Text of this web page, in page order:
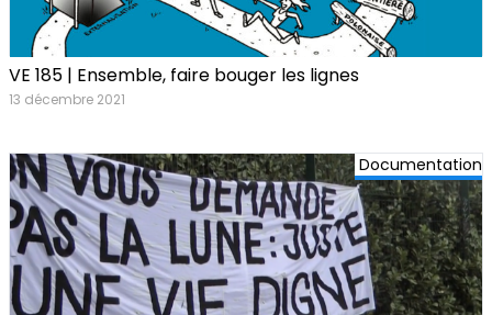
VE 185 | Ensemble, faire bouger les lignes
13 décembre 2021
Documentation